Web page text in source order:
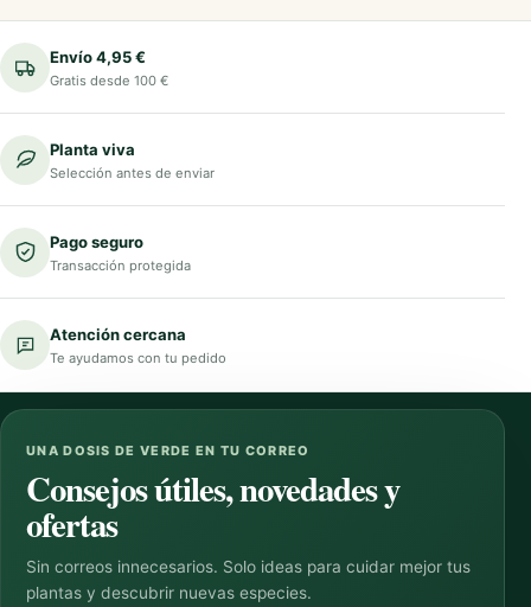
Envío 4,95 €
Gratis desde 100 €
Planta viva
Selección antes de enviar
Pago seguro
Transacción protegida
Atención cercana
Te ayudamos con tu pedido
UNA DOSIS DE VERDE EN TU CORREO
Consejos útiles, novedades y
ofertas
Sin correos innecesarios. Solo ideas para cuidar mejor tus
plantas y descubrir nuevas especies.